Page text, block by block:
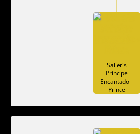
Sailer's
Príncipe
Encantado -
Prince